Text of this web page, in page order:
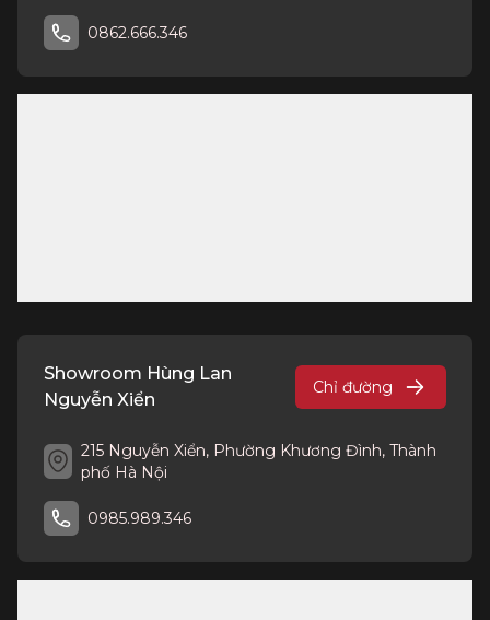
0862.666.346
Showroom Hùng Lan
Nguyễn Xiển
Chỉ đường
215 Nguyễn Xiển, Phường Khương Đình, Thành
phố Hà Nội
0985.989.346